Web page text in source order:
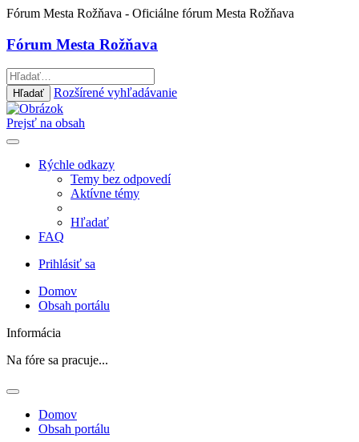
Fórum Mesta Rožňava - Oficiálne fórum Mesta Rožňava
Fórum Mesta Rožňava
Hľadať Rozšírené vyhľadávanie
Prejsť na obsah
Rýchle odkazy
Temy bez odpovedí
Aktívne témy
Hľadať
FAQ
Prihlásiť sa
Domov
Obsah portálu
Informácia
Na fóre sa pracuje...
Domov
Obsah portálu